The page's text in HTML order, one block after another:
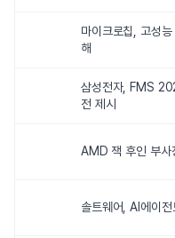
마이크로칩, 고성
해
삼성전자, FMS
전 제시
AMD 잭 후인 부사
솔트웨어, AI에이전